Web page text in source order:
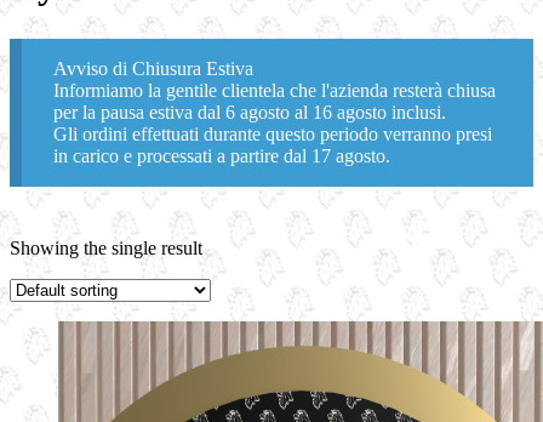
Avviso di Chiusura Estiva
Informiamo la gentile clientela che l'azienda resterà chiusa
per la pausa estiva dal 6 agosto al 16 agosto inclusi.
Gli ordini effettuati durante questo periodo verranno presi
in carico e processati a partire dal 17 agosto.
Showing the single result